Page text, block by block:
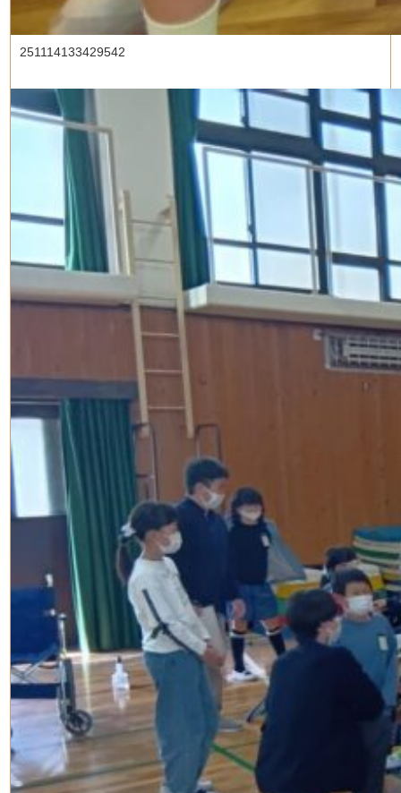
251114133429542